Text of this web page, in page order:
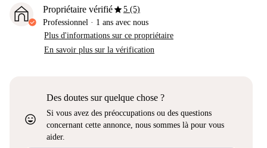
Propriétaire vérifiéstar5 (5)
Professionnel · 1 ans avec nous
Plus d'informations sur ce propriétaire
En savoir plus sur la vérification
sentiment_very_satisfied
Des doutes sur quelque chose ?
Si vous avez des préoccupations ou des questions
concernant cette annonce, nous sommes là pour vous
aider.